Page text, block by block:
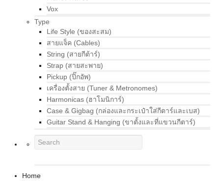
Vox
Type
Life Style (ของสะสม)
สายแจ็ค (Cables)
String (สายกีต้าร์)
Strap (สายสะพาย)
Pickup (ปิ๊กอัพ)
เครื่องตั้งสาย (Tuner & Metronomes)
Harmonicas (ฮาโมนิการ์)
Case & Gigbag (กล่องและกระเป๋าใส่กีตาร์และเบส)
Guitar Stand & Hanging (ขาตั้งและที่แขวนกีตาร์)
Home